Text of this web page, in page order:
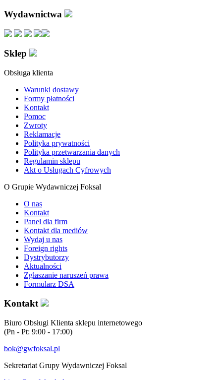
Wydawnictwa
Sklep
Obsługa klienta
Warunki dostawy
Formy płatności
Kontakt
Pomoc
Zwroty
Reklamacje
Polityka prywatności
Polityka przetwarzania danych
Regulamin sklepu
Akt o Usługach Cyfrowych
O Grupie Wydawniczej Foksal
O nas
Kontakt
Panel dla firm
Kontakt dla mediów
Wydaj u nas
Foreign rights
Dystrybutorzy
Aktualności
Zgłaszanie naruszeń prawa
Formularz DSA
Kontakt
Biuro Obsługi Klienta sklepu internetowego
(Pn - Pt: 9:00 - 17:00)
bok@gwfoksal.pl
Sekretariat Grupy Wydawniczej Foksal